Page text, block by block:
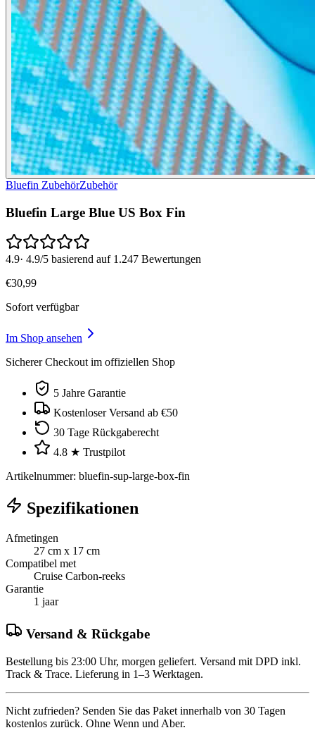
Bluefin ZubehörZubehör
Bluefin Large Blue US Box Fin
4.9· 4.9/5 basierend auf 1.247 Bewertungen
€30,99
Sofort verfügbar
Im Shop ansehen
Sicherer Checkout im offiziellen Shop
5 Jahre Garantie
Kostenloser Versand ab €50
30 Tage Rückgaberecht
4.8 ★ Trustpilot
Artikelnummer: bluefin-sup-large-box-fin
Spezifikationen
Afmetingen
27 cm x 17 cm
Compatibel met
Cruise Carbon-reeks
Garantie
1 jaar
Versand & Rückgabe
Bestellung bis 23:00 Uhr, morgen geliefert. Versand mit DPD inkl.
Track & Trace. Lieferung in 1–3 Werktagen.
Nicht zufrieden? Senden Sie das Paket innerhalb von 30 Tagen
kostenlos zurück. Ohne Wenn und Aber.